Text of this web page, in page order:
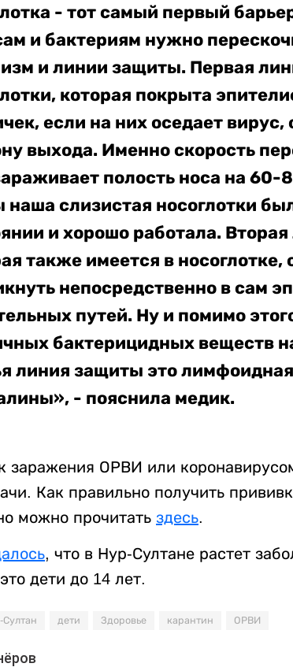
- тот самый первый
и бактериям нужно
и линии защиты. Первая
которая покрыта
если на них оседает вирус,
выхода. Именно скорость
полость носа на 60-
наша слизистая носоглотки
и хорошо работала.
также имеется в
непосредственно в сам
путей. Ну и помимо
бактерицидных веществ
линия защиты это
- пояснила медик.
заражения ОРВИ или
Как правильно получить
можно прочитать здесь.
, что в Нур-Султане растет
дети до 14 лет.
Султан дети Здоровье карантин ОРВИ